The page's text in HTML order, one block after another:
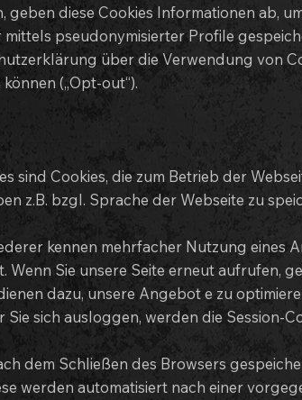
diese Cookies Informationen ab,
mittels pseudonymisierter Profile
über die Verwendung von
(„Opt-out“).
sind Cookies, die zum Betrieb der
z.B. bzgl. Sprache der Webseite zu
kennen mehrfacher Nutzung
Sie unsere Seite erneut aufrufen,
dazu, unsere Angebot e zu
sich ausloggen, werden die Session-
dem Schließen des Browsers
werden automatisiert nach einer